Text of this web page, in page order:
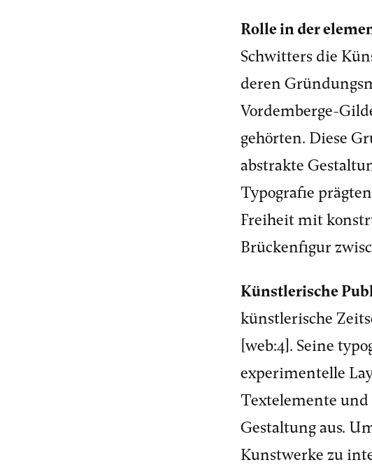
Rolle in der
Schwitters die
deren
Vordemberge-
gehörten. Diese
abstrakte
Typografie
Freiheit mit
Brückenfigur
Künstlerische
künstlerische
[web:4]. Seine
experimentelle
Textelemente
Gestaltung aus.
Kunstwerke zu